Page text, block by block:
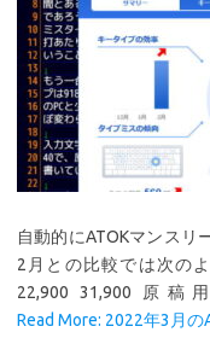
自動的にATOKマンスリ
2月との比較では次の
22,900 31,900 原
Read More: 2022年3月